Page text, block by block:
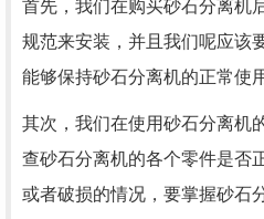
首先，我们在购买砂石分离机
规范来安装，并且我们呢应该
能够保持砂石分离机的正常使用
其次，我们在使用砂石分离机
查砂石分离机的各个零件是否
或者破损的情况，要掌握砂石